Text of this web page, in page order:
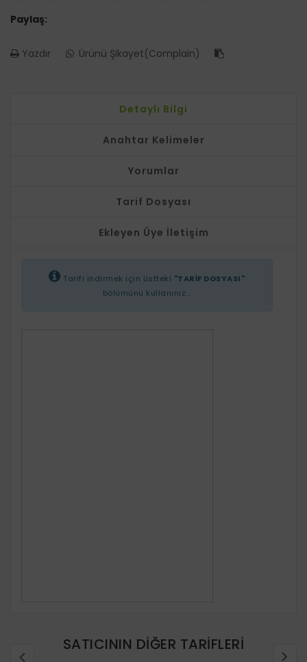
Paylaş:
Yazdır Ürünü Şikayet(Complain)
Detaylı Bilgi
Anahtar Kelimeler
Yorumlar
Tarif Dosyası
Ekleyen Üye İletişim
Tarifi indirmek için üstteki "TARİF DOSYASI"
bölümünü kullanınız...
SATICININ DIĞER TARIFLERI